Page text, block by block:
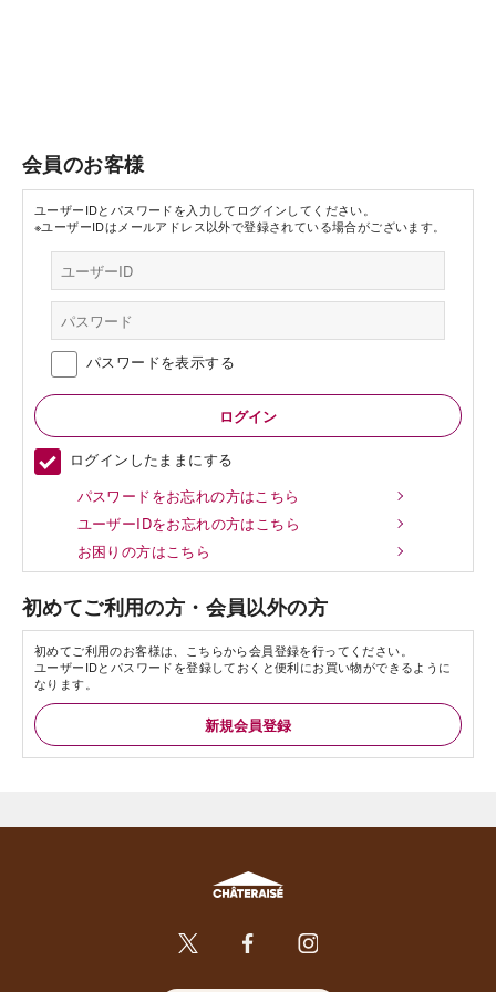
会員のお客様
ユーザーIDとパスワードを入力してログインしてください。
※ユーザーIDはメールアドレス以外で登録されている場合がございます。
パスワードを表示する
ログインしたままにする
パスワードをお忘れの方はこちら
ユーザーIDをお忘れの方はこちら
お困りの方はこちら
初めてご利用の方・会員以外の方
初めてご利用のお客様は、こちらから会員登録を行ってください。
ユーザーIDとパスワードを登録しておくと便利にお買い物ができるように
なります。